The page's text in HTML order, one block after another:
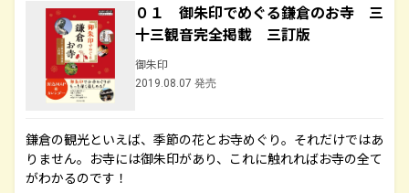
０１ 御朱印でめぐる鎌倉のお寺 三
十三観音完全掲載 三訂版
御朱印
2019.08.07 発売
鎌倉の観光といえば、季節の花とお寺めぐり。それだけではあ
りません。お寺には御朱印があり、これに触れればお寺の全て
がわかるのです！